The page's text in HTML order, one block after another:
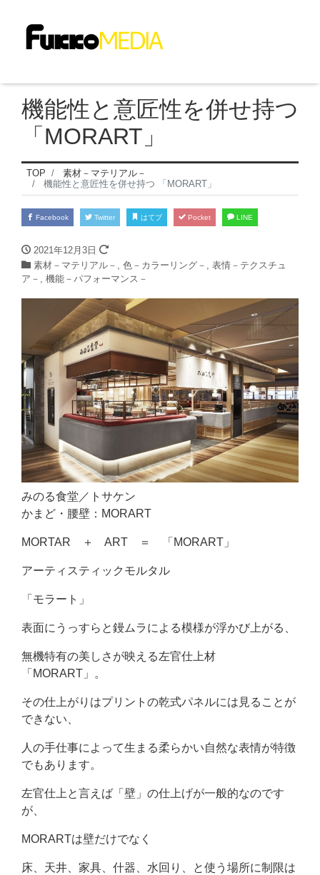
機能性と意匠性を併せ持つ
「MORART」
TOP
素材－マテリアル－
機能性と意匠性を併せ持つ 「MORART」
Facebook Twitter はてブ Pocket LINE
2021年12月3日
素材－マテリアル－
色－カラーリング－
表情－テクスチュ
ア－
機能－パフォーマンス－
みのる食堂／トサケン
かまど・腰壁：MORART
MORTAR ＋ ART ＝ 「MORART」
アーティスティックモルタル
「モラート」
表面にうっすらと鏝ムラによる模様が浮かび上がる、
無機特有の美しさが映える左官仕上材
「MORART」。
その仕上がりはプリントの乾式パネルには見ることが
できない、
人の手仕事によって生まる柔らかい自然な表情が特徴
でもあります。
左官仕上と言えば「壁」の仕上げが一般的なのです
が、
MORARTは壁だけでなく
床、天井、家具、什器、水回り、と使う場所に制限は